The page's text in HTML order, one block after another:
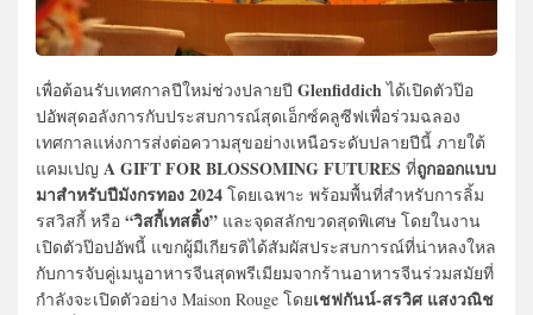
เพื่อต้อนรับเทศกาลปีใหม่ช่วงปลายปี Glenfiddichได้เปิดตัวป๊อ
ปอัพสุดอลังการกับประสบการณ์สุดเอ็กซ์คลูซีฟเพื่อร่วมฉลอง
เทศกาลแห่งการส่งต่อความสุขอย่างเหนือระดับปลายปีนี้ ภายใต้
แคมเปญ A GIFT FOR BLOSSOMING FUTURES ที่ถูกออกแบบ
มาสำหรับปีมังกรทอง 2024 โดยเฉพาะ พร้อมพื้นที่สำหรับการลิ้ม
รสวิสกี้ หรือ “วิสกี้เทสติ้ง” และจุดสลักขวดสุดพิเศษ โดยในงาน
เปิดตัวป๊อปอัพนี้ แขกผู้มีเกียรติได้สัมผัสประสบการณ์ที่น่าหลงใหล
กับการจับคู่เมนูอาหารจีนสุดพรีเมียมจากร้านอาหารจีนร่วมสมัยที่
กำลังจะเปิดตัวอย่าง Maison Rouge โดยเชฟกันน์-สรวิศ แสงวณิช